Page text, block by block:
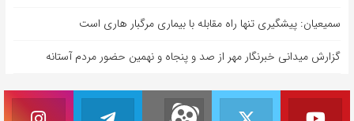
سمیعیان: پیشگیری تنها راه مقابله با بیماری مرگبار هاری است
گزارش میدانی خبرنگار مهر از صد و پنجاه و نهمین حضور مردم آستانه